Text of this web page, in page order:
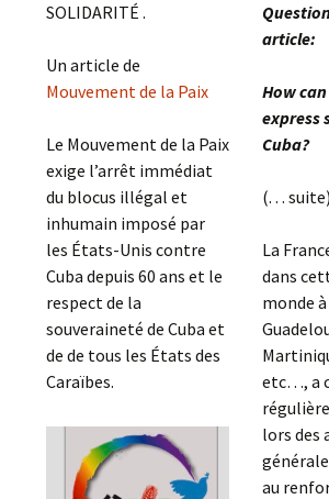
SOLIDARITÉ .
Un article de
Mouvement de la Paix
Le Mouvement de la Paix
exige l’arrêt immédiat
du blocus illégal et
inhumain imposé par
les États-Unis contre
Cuba depuis 60 ans et le
respect de la
souveraineté de Cuba et
de de tous les États des
Caraïbes.
article:
How
express
Cuba?
(. . . suite)
La
dans
monde
etc…, a
lors des
au